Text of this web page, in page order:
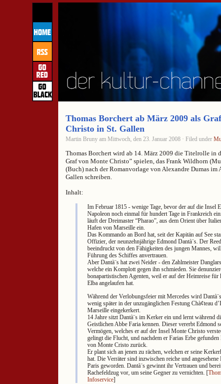
Thomas Borchert ab März 2009 als
Christo in St. Gallen
Martin Bruny am Mittwoch, den 23. Januar 2008 · Filed under
Thomas Borchert wird ab 14. März 2009 die Titelrolle in
Graf von Monte Christo” spielen, das Frank Wildhorn
(Buch) nach der Romanvorlage von Alexandre Dumas im
Gallen schreiben.
Inhalt:
Im Februar 1815 - wenige Tage, bevor der auf die Insel
Napoleon noch einmal für hundert Tage in Frankreich
läuft der Dreimaster “Pharao”, aus dem Orient über
Hafen von Marseille ein.
Das Kommando an Bord hat, seit der Kapitän auf See
Offizier, der neunzehnjährige Edmond Dantà¨s. Der
beeindruckt von den Fähigkeiten des jungen Mannes,
Führung des Schiffes anvertrauen.
Aber Dantà¨s hat zwei Neider - den Zahlmeister
welche ein Komplott gegen ihn schmieden. Sie
bonapartistischen Agenten, weil er auf der Heimreise für
Elba angelaufen hat.
Während der Verlobungsfeier mit Mercedes wird
wenig später in der unzugänglichen Festung Chà¢teau
Marseille eingekerkert.
14 Jahre sitzt Dantà¨s im Kerker ein und lernt während
Geistlichen Abbe Faria kennen. Dieser vererbt Edmond
Vermögen, welches er auf der Insel Monte Christo
gelingt die Flucht, und nachdem er Farias Erbe
von Monte Cristo zurück.
Er plant sich an jenen zu rächen, welchen er seine
hat. Die Verräter sind inzwischen reiche und angesehene
Paris geworden. Dantà¨s gewinnt ihr Vertrauen und
Rachefeldzug vor, um seine Gegner zu vernichten. [
Infoservice]